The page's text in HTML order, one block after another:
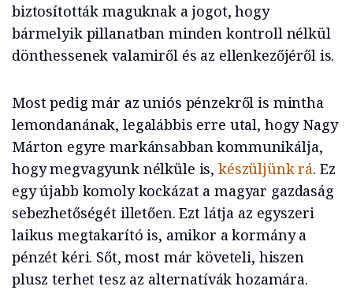
biztosították maguknak a jogot, hogy
bármelyik pillanatban minden kontroll nélkül
dönthessenek valamiről és az ellenkezőjéről is.
Most pedig már az uniós pénzekről is mintha
lemondanának, legalábbis erre utal, hogy Nagy
Márton egyre markánsabban kommunikálja,
hogy megvagyunk nélküle is, készüljünk rá. Ez
egy újabb komoly kockázat a magyar gazdaság
sebezhetőségét illetően. Ezt látja az egyszeri
laikus megtakarító is, amikor a kormány a
pénzét kéri. Sőt, most már követeli, hiszen
plusz terhet tesz az alternatívák hozamára.